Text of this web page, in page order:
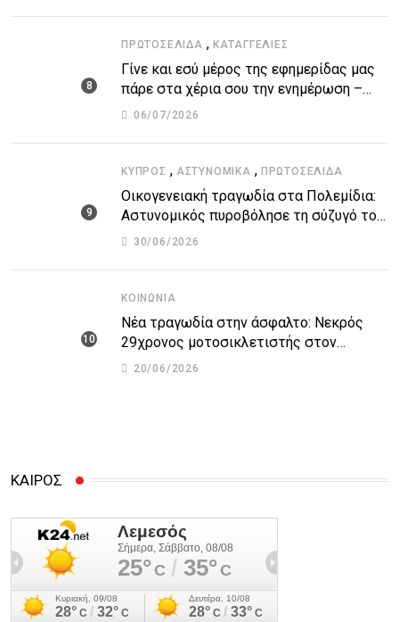
ΠΡΩΤΟΣΈΛΙΔΑ , ΚΑΤΑΓΓΕΛΙΕΣ
Γίνε και εσύ μέρος της εφημερίδας μας
πάρε στα χέρια σου την ενημέρωση –
στείλε το δικό σου άρθρο την δική σου
06/07/2026
ΚΎΠΡΟΣ , ΑΣΤΥΝΟΜΙΚΆ , ΠΡΩΤΟΣΈΛΙΔΑ
Οικογενειακή τραγωδία στα Πολεμίδια:
Αστυνομικός πυροβόλησε τη σύζυγό του
και αυτοκτόνησε
30/06/2026
ΚΟΙΝΩΝΊΑ
Νέα τραγωδία στην άσφαλτο: Νεκρός
29χρονος μοτοσικλετιστής στον
αυτοκινητόδρομο Πάφου – Λεμεσού
20/06/2026
ΚΑΙΡΟΣ